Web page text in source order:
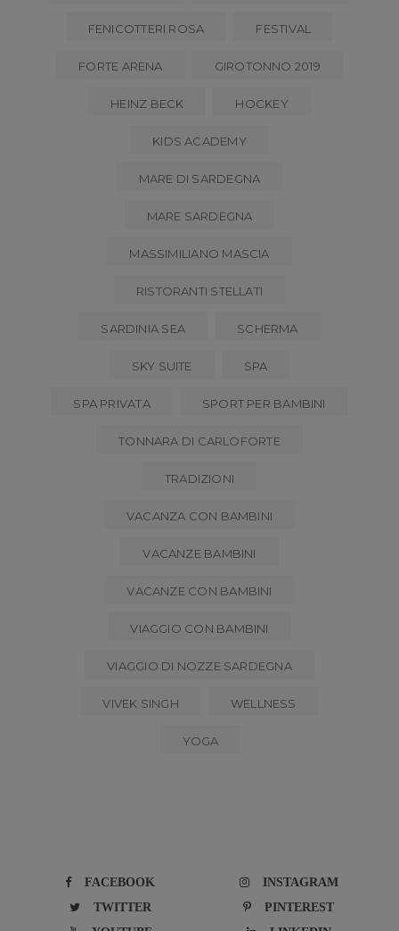
FENICOTTERI ROSA FESTIVAL
FORTE ARENA GIROTONNO 2019
HEINZ BECK HOCKEY
KIDS ACADEMY
MARE DI SARDEGNA
MARE SARDEGNA
MASSIMILIANO MASCIA
RISTORANTI STELLATI
SARDINIA SEA SCHERMA
SKY SUITE SPA
SPA PRIVATA SPORT PER BAMBINI
TONNARA DI CARLOFORTE
TRADIZIONI
VACANZA CON BAMBINI
VACANZE BAMBINI
VACANZE CON BAMBINI
VIAGGIO CON BAMBINI
VIAGGIO DI NOZZE SARDEGNA
VIVEK SINGH WELLNESS
YOGA
FACEBOOK
INSTAGRAM
TWITTER
PINTEREST